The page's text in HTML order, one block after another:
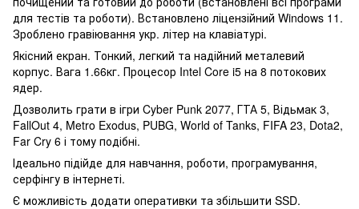
для тестів та роботи). Встановлено ліцензійний Windows 11.
Зроблено гравіювання укр. літер на клавіатурі.
Якісний екран. Тонкий, легкий та надійний металевий
корпус. Вага 1.66кг. Процесор Intel Core i5 на 8 потокових
ядер.
Дозволить грати в ігри Cyber Punk 2077, ГТА 5, Відьмак 3,
FallOut 4, Metro Exodus, PUBG, World of Tanks, FIFA 23, Dota2,
Far Cry 6 і тому подібні.
Ідеально підійде для навчання, роботи, програмування,
серфінгу в інтернеті.
Є можливість додати оперативки та збільшити SSD.